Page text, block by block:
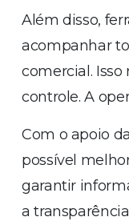
Além disso,
acompanhar
comercial.
controle. A
Com o apoio
possível
garantir
a